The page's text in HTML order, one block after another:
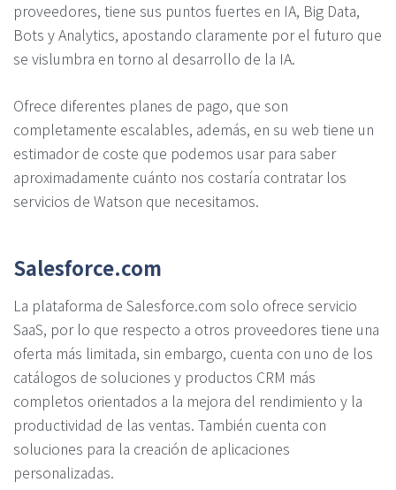
proveedores, tiene sus puntos fuertes en IA, Big Data,
Bots y Analytics, apostando claramente por el futuro que
se vislumbra en torno al desarrollo de la IA.
Ofrece diferentes planes de pago, que son
completamente escalables, además, en su web tiene un
estimador de coste que podemos usar para saber
aproximadamente cuánto nos costaría contratar los
servicios de Watson que necesitamos.
Salesforce.com
La plataforma de Salesforce.com solo ofrece servicio
SaaS, por lo que respecto a otros proveedores tiene una
oferta más limitada, sin embargo, cuenta con uno de los
catálogos de soluciones y productos CRM más
completos orientados a la mejora del rendimiento y la
productividad de las ventas. También cuenta con
soluciones para la creación de aplicaciones
personalizadas.